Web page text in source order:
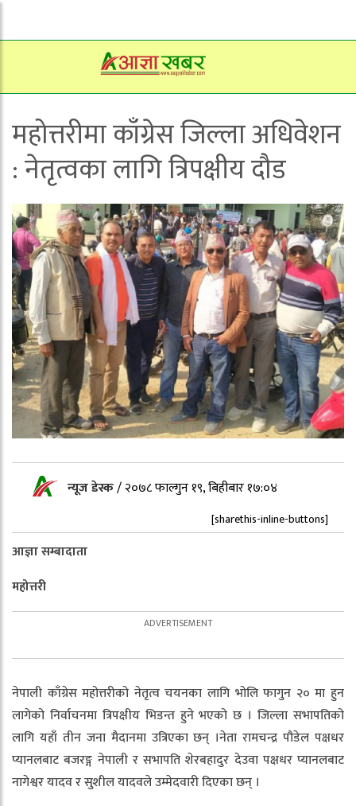
महोत्तरीमा काँग्रेस जिल्ला अधिवेशन
: नेतृत्वका लागि त्रिपक्षीय दौड
न्यूज डेस्क/२०७८ फाल्गुन १९, बिहीबार १७:०४
[sharethis-inline-buttons]
आज्ञा सम्बादाता
महोत्तरी
नेपाली काँग्रेस महोत्तरीको नेतृत्व चयनका लागि भोलि फागुन २० मा हुन
लागेको निर्वाचनमा त्रिपक्षीय भिडन्त हुने भएको छ । जिल्ला सभापतिको
लागि यहाँ तीन जना मैदानमा उत्रिएका छन् ।नेता रामचन्द्र पौडेल पक्षधर
प्यानलबाट बजरङ्ग नेपाली र सभापति शेरबहादुर देउवा पक्षधर प्यानलबाट
नागेश्वर यादव र सुशील यादवले उम्मेदवारी दिएका छन् ।